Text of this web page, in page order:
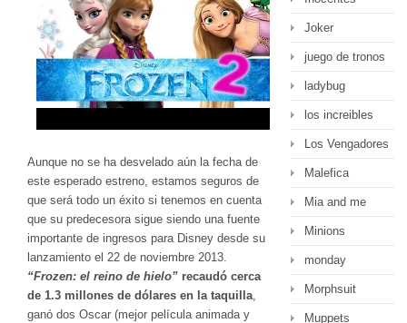
Aunque no se ha desvelado aún la fecha de
este esperado estreno, estamos seguros de
que será todo un éxito si tenemos en cuenta
que su predecesora sigue siendo una fuente
importante de ingresos para Disney desde su
lanzamiento el 22 de noviembre 2013.
“Frozen: el reino de hielo” recaudó cerca
de 1.3 millones de dólares en la taquilla,
ganó dos Oscar (mejor película animada y
Joker
juego de tronos
ladybug
los increibles
Los Vengadores
Malefica
Mia and me
Minions
monday
Morphsuit
Muppets